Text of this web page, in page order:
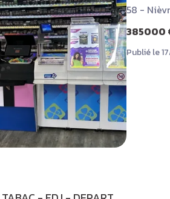
58 -
385000
Publié le